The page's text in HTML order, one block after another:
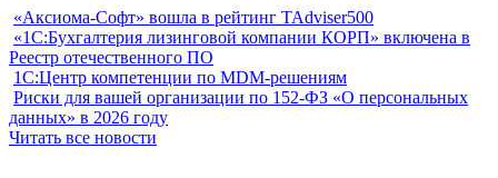
«Аксиома-Софт» вошла в рейтинг TAdviser500
«1С:Бухгалтерия лизинговой компании КОРП» включена в
Реестр отечественного ПО
1С:Центр компетенции по MDM-решениям
Риски для вашей организации по 152-ФЗ «О персональных
данных» в 2026 году
Читать все новости